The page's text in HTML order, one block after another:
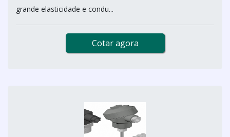
grande elasticidade e condu...
Cotar agora